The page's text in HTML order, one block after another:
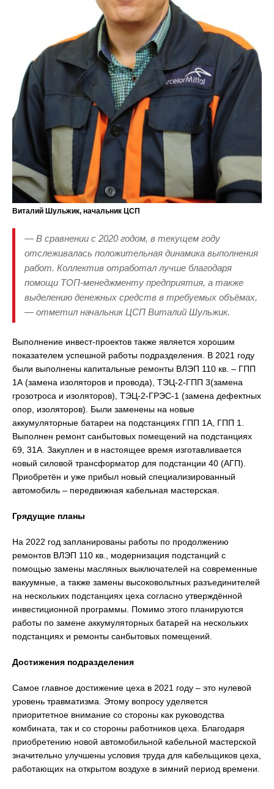
Виталий Шульжик, начальник ЦСП
— В сравнении с 2020 годом, в текущем году
отслеживалась положительная динамика выполнения
работ. Коллектив отработал лучше благодаря
помощи ТОП-менеджменту предприятия, а также
выделению денежных средств в требуемых объёмах,
— отметил начальник ЦСП Виталий Шульжик.
Выполнение инвест-проектов также является хорошим
показателем успешной работы подразделения. В 2021 году
были выполнены капитальные ремонты ВЛЭП 110 кв. – ГПП
1А (замена изоляторов и провода), ТЭЦ-2-ГПП 3(замена
грозотроса и изоляторов), ТЭЦ-2-ГРЭС-1 (замена дефектных
опор, изоляторов). Были заменены на новые
аккумуляторные батареи на подстанциях ГПП 1А, ГПП 1.
Выполнен ремонт санбытовых помещений на подстанциях
69, 31А. Закуплен и в настоящее время изготавливается
новый силовой трансформатор для подстанции 40 (АГП).
Приобретён и уже прибыл новый специализированный
автомобиль – передвижная кабельная мастерская.
Грядущие планы
На 2022 год запланированы работы по продолжению
ремонтов ВЛЭП 110 кв., модернизация подстанций с
помощью замены масляных выключателей на современные
вакуумные, а также замены высоковольтных разъединителей
на нескольких подстанциях цеха согласно утверждённой
инвестиционной программы. Помимо этого планируются
работы по замене аккумуляторных батарей на нескольких
подстанциях и ремонты санбытовых помещений.
Достижения подразделения
Самое главное достижение цеха в 2021 году – это нулевой
уровень травматизма. Этому вопросу уделяется
приоритетное внимание со стороны как руководства
комбината, так и со стороны работников цеха. Благодаря
приобретению новой автомобильной кабельной мастерской
значительно улучшены условия труда для кабельщиков цеха,
работающих на открытом воздухе в зимний период времени.